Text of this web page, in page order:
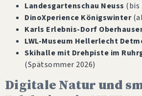
Landesgartenschau Neuss (bis
DinoXperience Königswinter
Karls Erlebnis-Dorf
LWL-Museum Hellerlecht
Skihalle mit Drehpiste im
(Spätsommer 2026)
Digitale Natur und